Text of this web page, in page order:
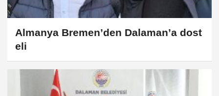
Almanya Bremen’den Dalaman’a dost
eli